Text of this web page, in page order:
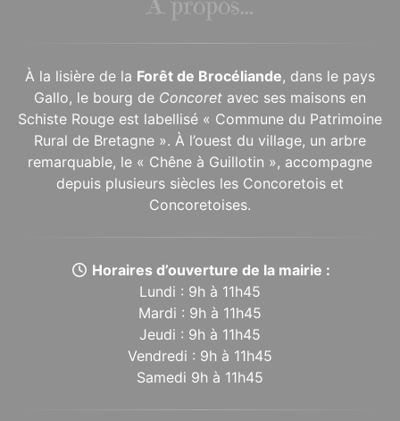
À propos...
À la lisière de la Forêt de Brocéliande, dans le pays
Gallo, le bourg de Concoret avec ses maisons en
Schiste Rouge est labellisé « Commune du Patrimoine
Rural de Bretagne ». À l’ouest du village, un arbre
remarquable, le « Chêne à Guillotin », accompagne
depuis plusieurs siècles les Concoretois et
Concoretoises.
Horaires d’ouverture de la mairie :
Lundi : 9h à 11h45
Mardi : 9h à 11h45
Jeudi : 9h à 11h45
Vendredi : 9h à 11h45
Samedi 9h à 11h45